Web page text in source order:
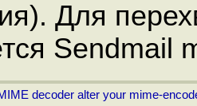
Для
Sendmail
decoder alter your mime-